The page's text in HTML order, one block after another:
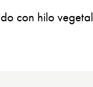
con hilo vegetal